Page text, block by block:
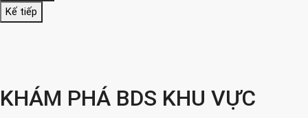
Kế tiếp
KHÁM PHÁ BDS KHU VỰC